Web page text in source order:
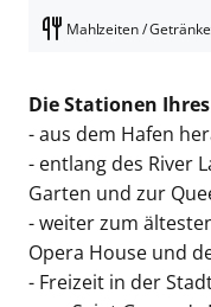
Mahlzeiten /
Die Stationen
- aus dem Hafen
- entlang des River
Garten und zur
- weiter zum
Opera House und
- Freizeit in der